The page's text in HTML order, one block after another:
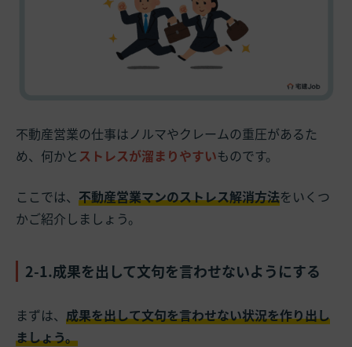
不動産営業の仕事はノルマやクレームの重圧があるた
め、何かとストレスが溜まりやすいものです。
ここでは、 不動産営業マンのストレス解消方法をいくつ
かご紹介しましょう。
2-1.成果を出して文句を言わせないようにする
まずは、 成果を出して文句を言わせない状況を作り出し
ましょう。